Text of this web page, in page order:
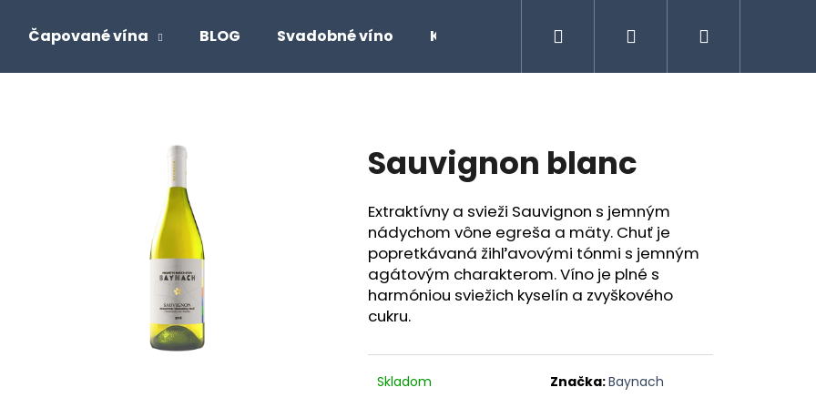
Čapované vína BLOG Svadobné víno Kontakty ZnačkyHľadať Prihlásenie
Sauvignon blanc
Extraktívny a svieži Sauvignon s jemným
nádychom vône egreša a mäty. Chuť je
popretkávaná žihľavovými tónmi s jemným
agátovým charakterom. Víno je plné s
harmóniou sviežich kyselín a zvyškového
cukru.
Skladom Značka:Baynach
Odporúčame